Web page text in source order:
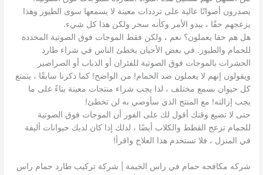
يصدرون أصواتًا عالية على ترددات معينة لا يسمعها سوى الطيور وهذا
يزعجهم حقًا ، يبدو الأمر وكأنه سحر ولكن هذا كل شيء.
هل هم حقا يعملون؟ نعم ، ولكن فقط الموجات فوق الصوتية المحددة
للحمام والطيور. في بعض الأحيان يخطئ الناس في شراء طارد
الحشرات بالموجات فوق الصوتية للفئران أو الذباب أو الصراصير
ويقولون إنهم لا يعملون ضد الحمام! من الواضح! كما ذكرنا سابقًا ، يتمتع
كل حيوان بسمع مختلف ، لذا يجب شراء منتجات معينة بناءً على ما
يجب إزالته! مع المنتج الذي سأوصي به لن تخطئ!
حتى لا تضيع وقتك أقول لك على الفور أن الموجات فوق الصوتية
للحمام تزعج القطط والكلاب أيضًا ، لذلك إذا كان لديك حيوانات أليفة
في المنزل ، فلا تستخدم هذا العلاج واقرأ!
شركه مكافحه حمام في راس الخيمة | شركة تركيب طارد حمام راس